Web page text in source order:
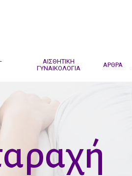
ΑΙΣΘΗΤΙΚΗ
ΓΥΝΑΙΚΟΛΟΓΙΑ
ΑΡΘΡΑ